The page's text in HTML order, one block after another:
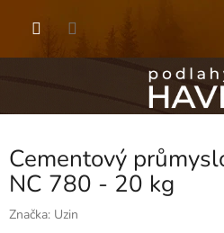
Cementový
NC 780 - 20 kg
Značka: Uzin